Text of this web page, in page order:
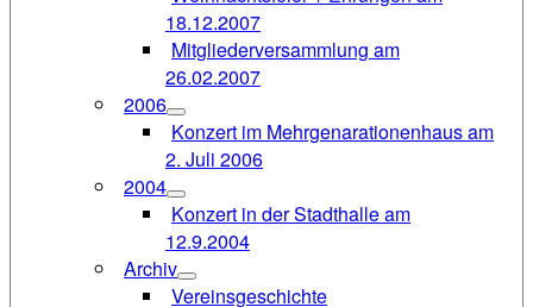
18.12.2007
Mitgliederversammlung am
26.02.2007
2006
Konzert im Mehrgenarationenhaus am
2. Juli 2006
2004
Konzert in der Stadthalle am
12.9.2004
Archiv
Vereinsgeschichte